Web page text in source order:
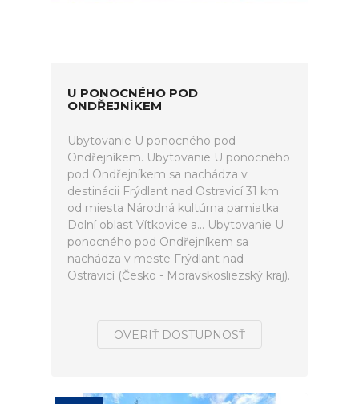
U PONOCNÉHO POD
ONDŘEJNÍKEM
Ubytovanie U ponocného pod
Ondřejníkem. Ubytovanie U ponocného
pod Ondřejníkem sa nachádza v
destinácii Frýdlant nad Ostravicí 31 km
od miesta Národná kultúrna pamiatka
Dolní oblast Vítkovice a... Ubytovanie U
ponocného pod Ondřejníkem sa
nachádza v meste Frýdlant nad
Ostravicí (Česko - Moravskosliezský kraj).
OVERIŤ DOSTUPNOSŤ